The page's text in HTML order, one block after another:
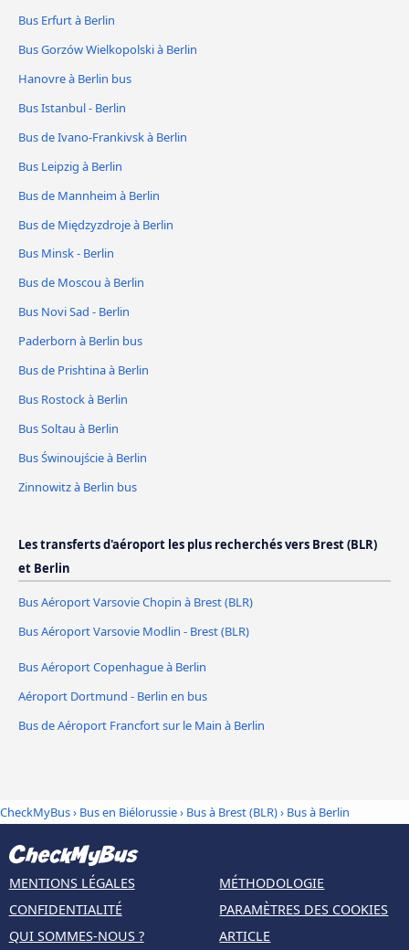
Bus Erfurt à Berlin
Bus Gorzów Wielkopolski à Berlin
Hanovre à Berlin bus
Bus Istanbul - Berlin
Bus de Ivano-Frankivsk à Berlin
Bus Leipzig à Berlin
Bus de Mannheim à Berlin
Bus de Międzyzdroje à Berlin
Bus Minsk - Berlin
Bus de Moscou à Berlin
Bus Novi Sad - Berlin
Paderborn à Berlin bus
Bus de Prishtina à Berlin
Bus Rostock à Berlin
Bus Soltau à Berlin
Bus Świnoujście à Berlin
Zinnowitz à Berlin bus
Les transferts d'aéroport les plus recherchés vers Brest (BLR)
et Berlin
Bus Aéroport Varsovie Chopin à Brest (BLR)
Bus Aéroport Varsovie Modlin - Brest (BLR)
Bus Aéroport Copenhague à Berlin
Aéroport Dortmund - Berlin en bus
Bus de Aéroport Francfort sur le Main à Berlin
CheckMyBus› Bus en Biélorussie› Bus à Brest (BLR)› Bus à Berlin
MENTIONS LÉGALES
CONFIDENTIALITÉ
QUI SOMMES-NOUS ?
MÉTHODOLOGIE
PARAMÈTRES DES COOKIES
ARTICLE